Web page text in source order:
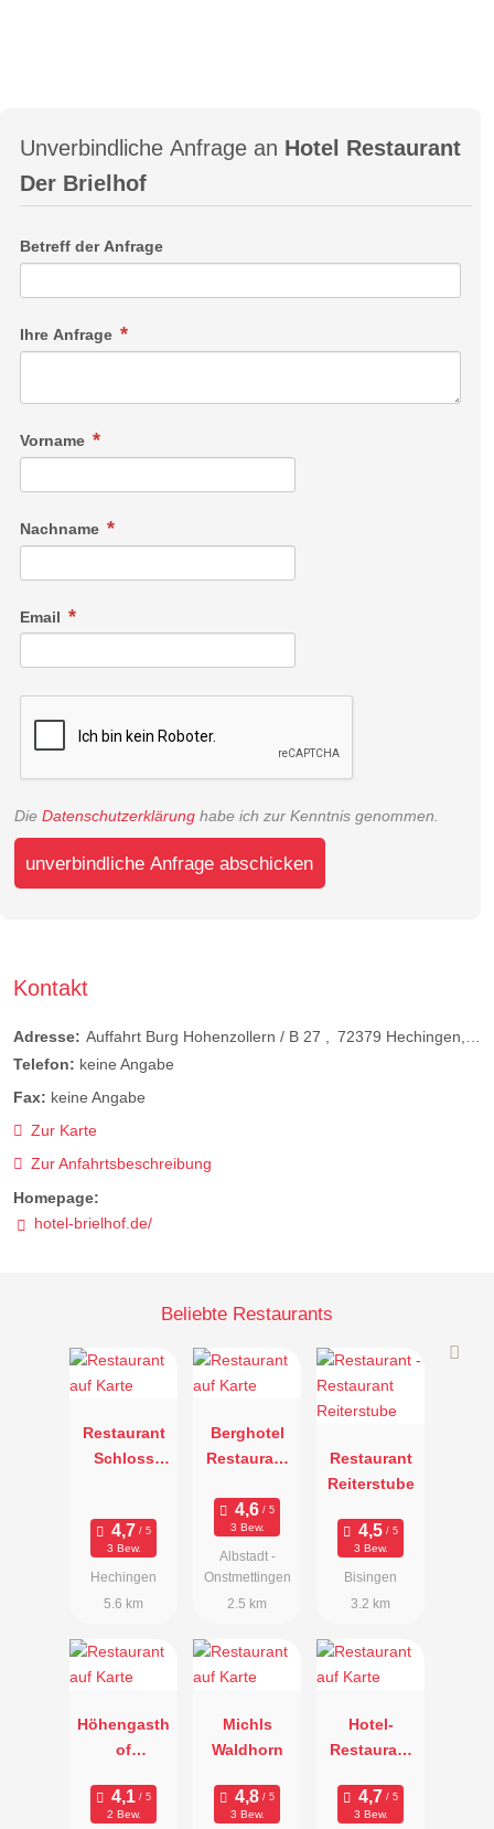
Unverbindliche Anfrage an Hotel Restaurant
Der Brielhof
Betreff der Anfrage
Ihre Anfrage
Vorname
Nachname
Email
Die Datenschutzerklärung habe ich zur Kenntnis genommen.
unverbindliche Anfrage abschicken
Kontakt
Adresse: Auffahrt Burg Hohenzollern / B 27 72379 Hechingen
Telefon: keine Angabe
Fax: keine Angabe
Zur Karte
Zur Anfahrtsbeschreibung
Homepage:
hotel-brielhof.de/
Beliebte Restaurants
Restaurant
Schloss
3 Bew.
Hechingen
5.6 km
Berghotel
Restaurant
of
3 Bew.
Albstadt -
Onstmettingen
2.5 km
Restaurant
Reiterstube
3 Bew.
Bisingen
3.2 km
Höhengasth
of
2 Bew.
Michls
Waldhorn
3 Bew.
Hotel-
Restaurant
3 Bew.